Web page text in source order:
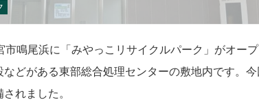
市鳴尾浜に「みやっこリサイクルパーク」がオープ
などがある東部総合処理センターの敷地内です。
れました。